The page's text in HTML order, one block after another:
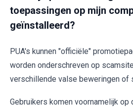
toepassingen op mijn
geïnstalleerd?
PUA's kunnen "officiële"
worden onderschreven op
verschillende valse beweringen of
Gebruikers komen voornamelijk op